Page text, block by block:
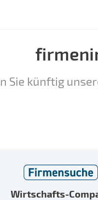
Sie künftig
Wirtschafts-